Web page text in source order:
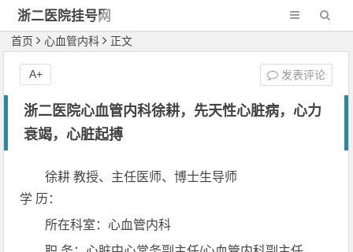
浙二医院挂号网
首页 心血管内科 正文
浙二医院心血管内科徐耕，先天性心脏病，心力
衰竭，心脏起搏
徐耕 教授、主任医师、博士生导师
学 历：
所在科室：心血管内科
发表评论
A+